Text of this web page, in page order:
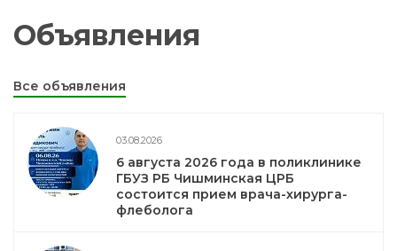
Объявления
Все объявления
03.08.2026
6 августа 2026 года в поликлинике
ГБУЗ РБ Чишминская ЦРБ
состоится прием врача-хирурга-
флеболога